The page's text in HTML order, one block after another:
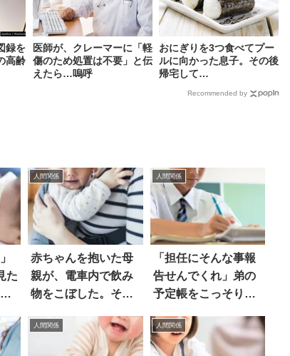
録を
高齢
医師が、クレーマーに「軽
傷のため処置は不要」と伝
えたら…嗚呼
おにぎりを3つ食べてプー
ルに向かった息子。その後
帰宅して…
Recommended by
た
…
人間関係
赤ちゃんを抱いた母
親が、電車内で飲み
物をこぼした。その
人間関係
「担任にそんな事報
告せんでくれ」弟の
予定帳をこっそり見
人間関係 人間関係